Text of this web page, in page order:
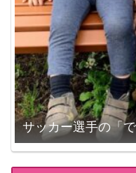
サッカー選手の「